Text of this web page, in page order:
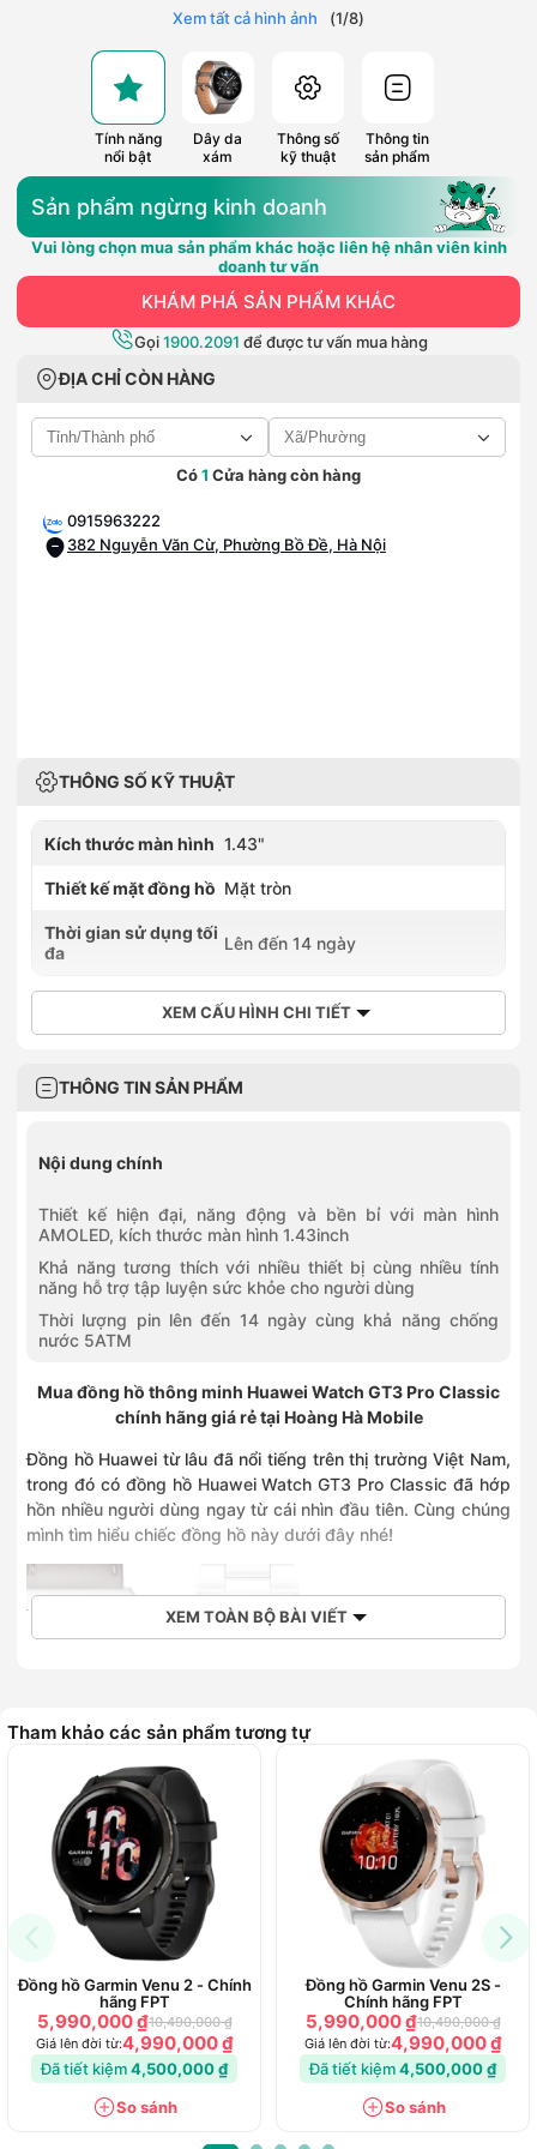
Xem tất cả hình ảnh (1/8)
Tính năng
nổi bật
Dây da
xám
Thông số
kỹ thuật
Thông tin
sản phẩm
Sản phẩm ngừng kinh doanh
Vui lòng chọn mua sản phẩm khác hoặc liên hệ nhân viên kinh
doanh tư vấn
KHÁM PHÁ SẢN PHẨM KHÁC
Gọi1900.2091 để được tư vấn mua hàng
ĐỊA CHỈ CÒN HÀNG
Có1 Cửa hàng còn hàng
0915963222
382 Nguyễn Văn Cừ, Phường Bồ Đề, Hà Nội
THÔNG SỐ KỸ THUẬT
Kích thước màn hình 1.43"
Thiết kế mặt đồng hồ Mặt tròn
Thời gian sử dụng tối
đa
Lên đến 14 ngày
XEM CẤU HÌNH CHI TIẾT
THÔNG TIN SẢN PHẨM
Nội dung chính
Thiết kế hiện đại, năng động và bền bỉ với màn hình
AMOLED, kích thước màn hình 1.43inch
Khả năng tương thích với nhiều thiết bị cùng nhiều tính
năng hỗ trợ tập luyện sức khỏe cho người dùng
Thời lượng pin lên đến 14 ngày cùng khả năng chống
nước 5ATM
Mua đồng hồ thông minh Huawei Watch GT3 Pro Classic
chính hãng giá rẻ tại Hoàng Hà Mobile
Đồng hồ Huawei từ lâu đã nổi tiếng trên thị trường Việt Nam,
trong đó có đồng hồ Huawei Watch GT3 Pro Classic đã hớp
hồn nhiều người dùng ngay từ cái nhìn đầu tiên. Cùng chúng
mình tìm hiểu chiếc đồng hồ này dưới đây nhé!
Thiết kế hiện đại, năng động và bền bỉ với màn
hình AMOLED, kích thước màn hình 1.43inch
Đồng hồ thông minh Huawei Watch GT3 Pro Classic sở hữu
thiết kế cực tinh tế với dây da sang trọng cùng màn hình
được chế tác từ kính Sapphire cao cấp giúp đồng hồ chống
trầy xước hiệu quả. Đồng thời, phần viền đồng hồ cũng được
làm từ titanium chắc chắn sẽ đem đến thiết kế đồng hồ hoàn
chỉnh.
XEM TOÀN BỘ BÀI VIẾT
Tham khảo các sản phẩm tương tự
Đồng hồ Garmin Venu 2 - Chính
hãng FPT
5,990,000 ₫10,490,000 ₫
Giá lên đời từ:4,990,000 ₫
Đã tiết kiệm4,500,000 ₫
So sánh
Đồng hồ Garmin Venu 2S -
Chính hãng FPT
5,990,000 ₫10,490,000 ₫
Giá lên đời từ:4,990,000 ₫
Đã tiết kiệm4,500,000 ₫
So sánh